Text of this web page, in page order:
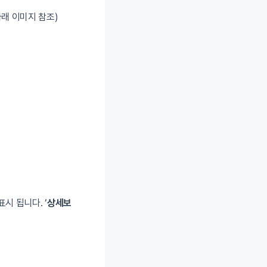
이미지 참조)
시 됩니다. ‘상세보